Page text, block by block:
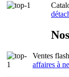
Ventes
affaires à